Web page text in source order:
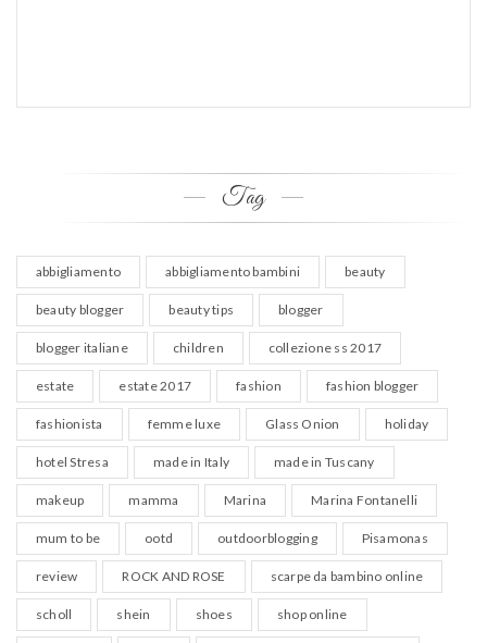
Tag
abbigliamento abbigliamento bambini beauty
beauty blogger beauty tips blogger
blogger italiane children collezione ss 2017
estate estate 2017 fashion fashion blogger
fashionista femme luxe Glass Onion holiday
hotel Stresa made in Italy made in Tuscany
makeup mamma Marina Marina Fontanelli
mum to be ootd outdoorblogging Pisamonas
review ROCK AND ROSE scarpe da bambino online
scholl shein shoes shop online